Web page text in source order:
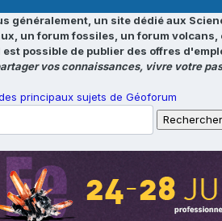
un site dédié aux
un forum fossiles, un forum
possible de publier des offres
vos connaissances, vivre votre
principaux sujets de Géoforum